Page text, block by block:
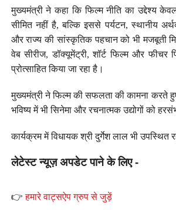
मुख्यमंत्री ने कहा कि फिल्म नीति का उद्देश्य
सीमित नहीं है, बल्कि इससे पर्यटन, स्थानीय
और राज्य की सांस्कृतिक पहचान को भी मजबूती
वेब सीरीज, डॉक्यूमेंट्री, शॉर्ट फिल्म और फीचर
प्रोत्साहित किया जा रहा है।
मुख्यमंत्री ने फिल्म की सफलता की कामना करते
भविष्य में भी सिनेमा और रचनात्मक उद्योगों को
कार्यक्रम में विधायक श्री दुर्गेश लाल भी उपस्थित
लेटेस्ट न्यूज़ अपडेट पाने के लिए -
👉हमारे वाट्सऐप ग्रुप से जुड़ें